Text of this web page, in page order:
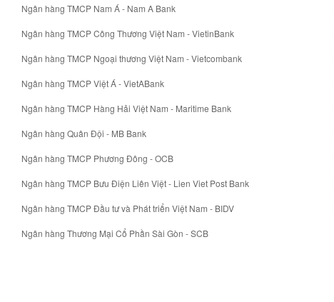
Ngân hàng TMCP Nam Á - Nam A Bank
Ngân hàng TMCP Công Thương Việt Nam - VietinBank
Ngân hàng TMCP Ngoại thương Việt Nam - Vietcombank
Ngân hàng TMCP Việt Á - VietABank
Ngân hàng TMCP Hàng Hải Việt Nam - Maritime Bank
Ngân hàng Quân Đội - MB Bank
Ngân hàng TMCP Phương Đông - OCB
Ngân hàng TMCP Bưu Điện Liên Việt - Lien Viet Post Bank
Ngân hàng TMCP Đầu tư và Phát triển Việt Nam - BIDV
Ngân hàng Thương Mại Cổ Phần Sài Gòn - SCB